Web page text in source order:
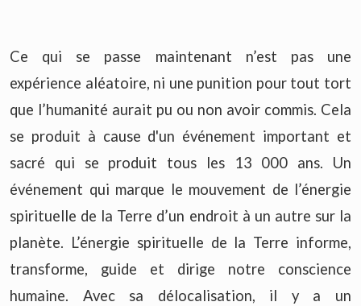
Ce qui se passe maintenant n’est pas une
expérience aléatoire, ni une punition pour tout tort
que l’humanité aurait pu ou non avoir commis. Cela
se produit à cause d'un événement important et
sacré qui se produit tous les 13 000 ans. Un
événement qui marque le mouvement de l’énergie
spirituelle de la Terre d’un endroit à un autre sur la
planète. L’énergie spirituelle de la Terre informe,
transforme, guide et dirige notre conscience
humaine. Avec sa délocalisation, il y a un